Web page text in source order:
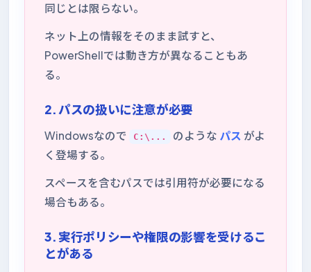
同じとは限らない。
ネット上の情報をそのまま試すと、
PowerShellでは動き方が異なることもあ
る。
2. パスの扱いに注意が必要
Windowsなので C:\... のような パス がよ
く登場する。
スペースを含むパスでは引用符が必要になる
場合もある。
3. 実行ポリシーや権限の影響を受けるこ
とがある